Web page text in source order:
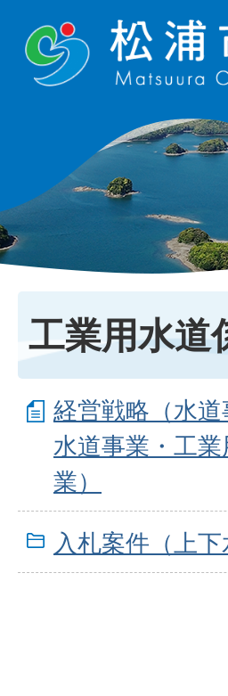
工業用水道
経営戦略（水
水道事業・工
業）
入札案件（上下